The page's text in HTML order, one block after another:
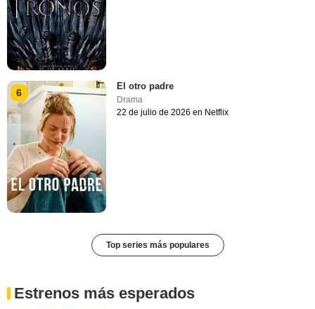
6
El otro padre
Drama
22 de julio de 2026 en Netflix
Top series más populares
Estrenos más esperados